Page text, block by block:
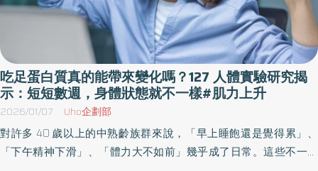
吃足蛋白質真的能帶來變化嗎？127 人體實驗研究揭
示：短短數週，身體狀態就不一樣#肌力上升
2026/01/07 Uho企劃部
對許多 40 歲以上的中熟齡族群來說，「早上睡飽還是覺得累」、
「下午精神下滑」、「體力大不如前」幾乎成了日常。這些不一定